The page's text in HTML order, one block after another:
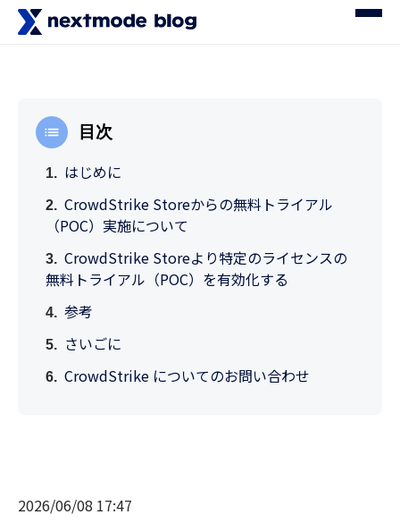
目次
はじめに
CrowdStrike Storeからの無料トライアル
（POC）実施について
CrowdStrike Storeより特定のライセンスの
無料トライアル（POC）を有効化する
参考
さいごに
CrowdStrike についてのお問い合わせ
2026/06/08 17:47